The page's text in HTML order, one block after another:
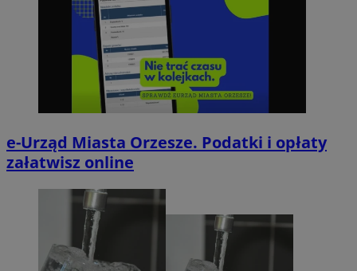
e-Urząd Miasta Orzesze. Podatki i opłaty
załatwisz online